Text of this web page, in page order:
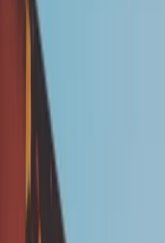
GESTION DES EAUX
Cette prestation
phase
Le dispositif d'aides
découpé en deux
(qui comprend la
de vulnérabilité), et la
comprend la
prévention). Cette
phase travaux.